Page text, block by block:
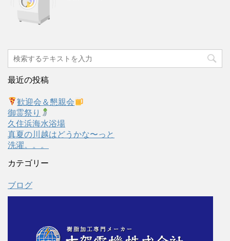
最近の投稿
歓迎会＆懇親会
御霊祭り
久住浜海水浴場
真夏の川越はどうかな〜っと
洗濯。。。
カテゴリー
ブログ